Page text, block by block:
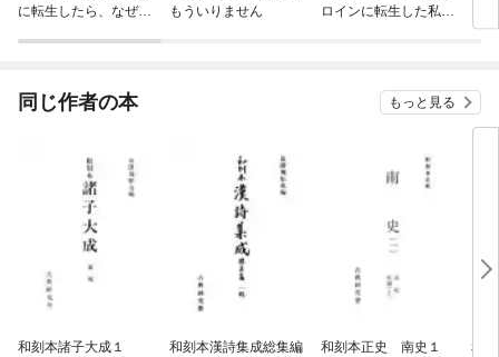
に転生したら、なぜか
もういりません
ロインに転生した私、
同じ作者の本 もっと見る
和刻本諸子大成１
和刻本漢詩集成総集編
和刻本正史 南史１ 和